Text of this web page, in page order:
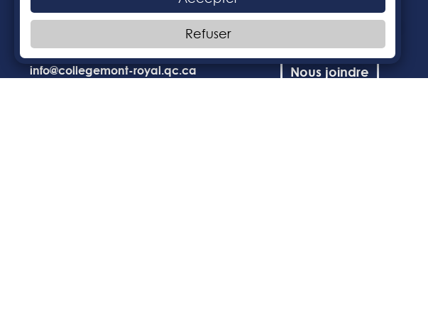
2165, rue Baldwin, Montréal
(Québec) H1L 5A7
514 351-7851
info@collegemont-royal.qc.ca
Code et règlements
Nous joindre
Refuser